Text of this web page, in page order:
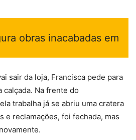
obras inacabadas em
sair da loja, Francisca pede para
calçada. Na frente do
trabalha já se abriu uma cratera
e reclamações, foi fechada, mas